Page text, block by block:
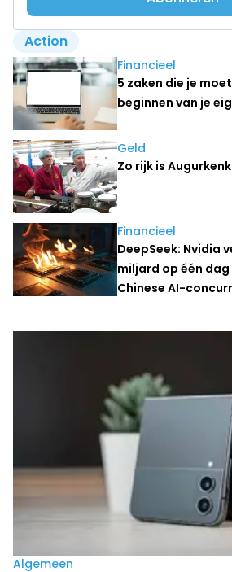
Action
Lees ook
Financieel
5 zaken die je
beginnen van je
Geld
Zo rijk is
Financieel
DeepSeek: Nvidia
miljard op één
Chinese AI-
Laatste nieuws
Algemeen